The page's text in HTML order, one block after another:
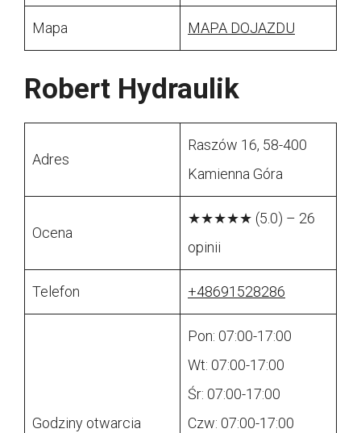
Mapa MAPA DOJAZDU
Robert Hydraulik
Adres
Raszów 16, 58-400
Kamienna Góra
Ocena
★★★★★ (5.0) – 26
opinii
Telefon +48691528286
Godziny otwarcia
Pon: 07:00-17:00
Wt: 07:00-17:00
Śr: 07:00-17:00
Czw: 07:00-17:00